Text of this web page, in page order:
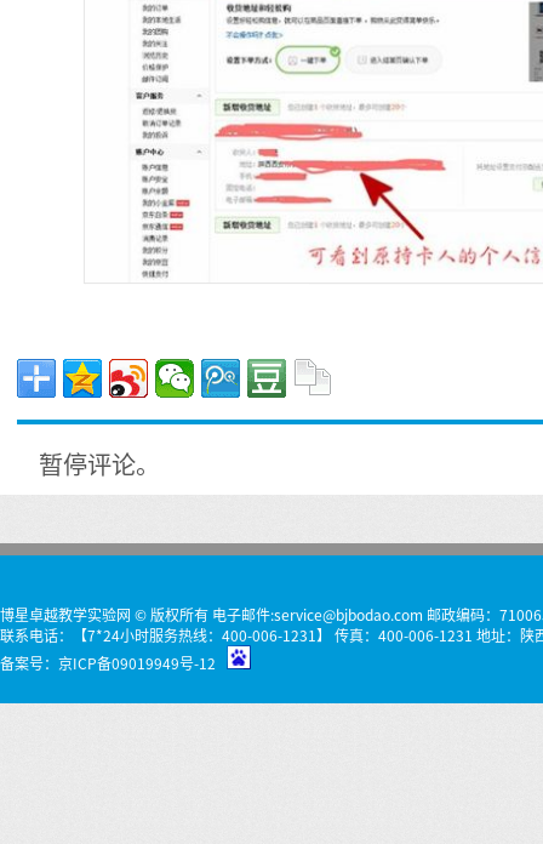
暂停评论。
博星卓越教学实验网 © 版权所有 电子邮件:service@bjbodao.com 邮政编码：
联系电话：【7*24小时服务热线：400-006-1231】 传真：400-006-1231 地址：陕
备案号： 京ICP备09019949号-12